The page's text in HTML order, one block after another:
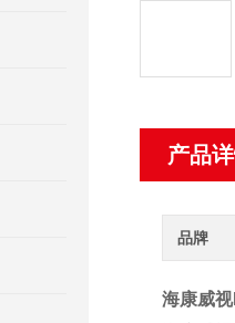
产品
品牌
海康威